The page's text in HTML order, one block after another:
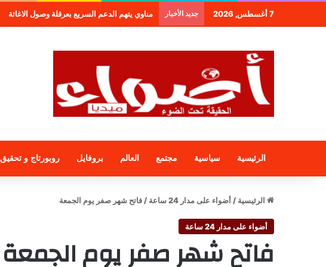
7 أغسطس, 2026 جديد الأخبار مناوي يتهم الدعم السريع بعرقلة وصول الاغاثة
الرئيسية سياسية مجتمع العالم بروفايل روبورتاج و تحقيق
الرئيسية / أضواء على مدار 24 ساعة / فاتح شهر صفر يوم الجمعة
أضواء على مدار 24 ساعة
فاتح شهر صفر يوم الجمعة